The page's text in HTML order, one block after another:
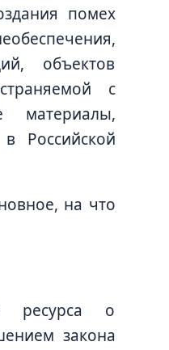
помех
объектов
с
материалы,
Российской
на что
ресурса о
закона